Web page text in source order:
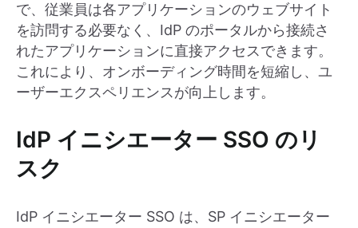
で、従業員は各アプリケーションのウェブサイト
を訪問する必要なく、IdP のポータルから接続さ
れたアプリケーションに直接アクセスできます。
これにより、オンボーディング時間を短縮し、ユ
ーザーエクスペリエンスが向上します。
IdP イニシエーター SSO のリ
スク
IdP イニシエーター SSO は、SP イニシエーター